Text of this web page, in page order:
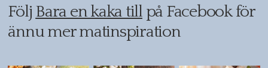
Följ Bara en kaka tillpå Facebook för
ännu mer matinspiration